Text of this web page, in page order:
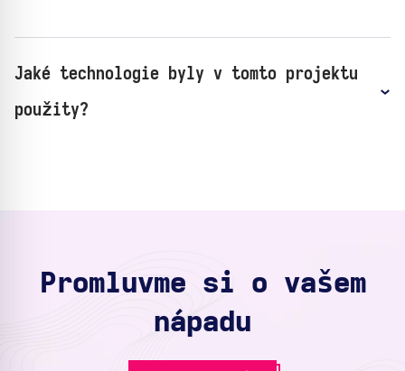
Jaké technologie byly v tomto projektu
použity?
Promluvme si o vašem
nápadu